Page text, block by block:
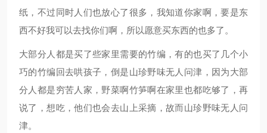
纸，不过同时人们也放心了很多，我知道你家啊，要是东
西不好我可以去找你们啊，所以愿意买东西的也多了。
大部分人都是买了些家里需要的竹编，有的也买了几个小
巧的竹编回去哄孩子，倒是山珍野味无人问津，因为大部
分人都是穷苦人家，野菜啊竹笋啊在家里也都吃够了，再
说了，想吃，他们也会去山上采摘，故而山珍野味无人问
津。